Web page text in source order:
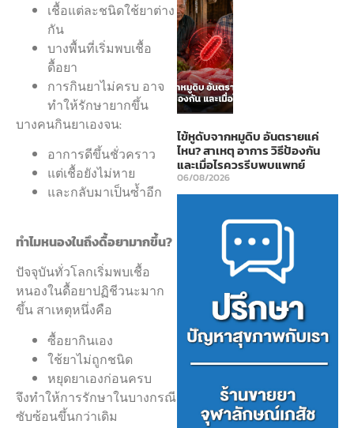
เชื้อแต่ละชนิดใช้ยาต่าง
กัน
บางพื้นที่เริ่มพบเชื้อ
ดื้อยา
การกินยาไม่ครบ อาจ
ทำให้รักษายากขึ้น
บางคนกินยาเองจน:
อาการดีขึ้นชั่วคราว
แต่เชื้อยังไม่หาย
และกลับมาเป็นซ้ำอีก
ทำไมหนองในถึงดื้อยามากขึ้น?
ปัจจุบันทั่วโลกเริ่มพบเชื้อ
หนองในดื้อยาปฏิชีวนะมาก
ขึ้น สาเหตุหนึ่งคือ
ซื้อยากินเอง
ใช้ยาไม่ถูกชนิด
หยุดยาเองก่อนครบ
จึงทำให้การรักษาในบางกรณี
ซับซ้อนขึ้นกว่าเดิม
ไข้หูดับจากหมูดิบ อันตรายแค่
ไหน? สาเหตุ อาการ วิธีป้องกัน
และเมื่อไรควรรีบพบแพทย์
06/08/2026